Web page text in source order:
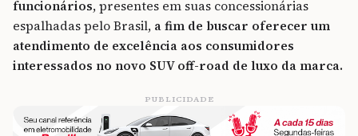
funcionários, presentes em suas concessionárias
espalhadas pelo Brasil, a fim de buscar oferecer um
atendimento de excelência aos consumidores
interessados no novo SUV off-road de luxo da marca.
PUBLICIDADE